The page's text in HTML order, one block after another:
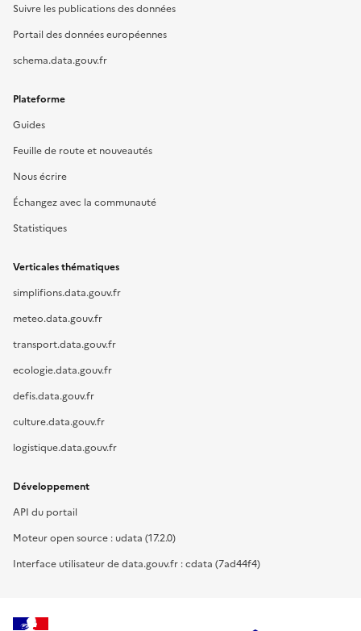
Suivre les publications des données
Portail des données européennes
schema.data.gouv.fr
Plateforme
Guides
Feuille de route et nouveautés
Nous écrire
Échangez avec la communauté
Statistiques
Verticales thématiques
simplifions.data.gouv.fr
meteo.data.gouv.fr
transport.data.gouv.fr
ecologie.data.gouv.fr
defis.data.gouv.fr
culture.data.gouv.fr
logistique.data.gouv.fr
Développement
API du portail
Moteur open source : udata (17.2.0)
Interface utilisateur de data.gouv.fr : cdata (7ad44f4)